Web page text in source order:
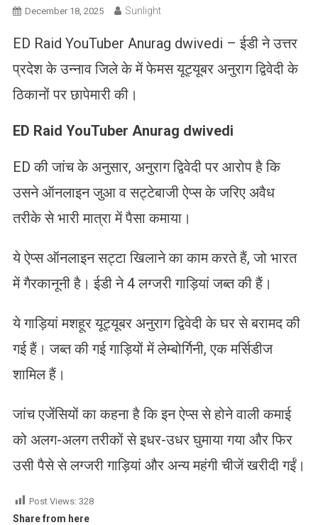
December 18, 2025 Sunlight
ED Raid YouTuber Anurag dwivedi – ईडी ने उत्तर
प्रदेश के उन्नाव जिले के में फेमस यूट्यूबर अनुराग द्विवेदी के
ठिकानों पर छापेमारी की।
ED Raid YouTuber Anurag dwivedi
ED की जांच के अनुसार, अनुराग द्विवेदी पर आरोप है कि
उसने ऑनलाइन जुआ व सट्टेबाजी ऐप्स के जरिए अवैध
तरीके से भारी मात्रा में पैसा कमाया।
ये ऐप्स ऑनलाइन सट्टा खिलाने का काम करते हैं, जो भारत
में गैरकानूनी है। ईडी ने 4 लग्जरी गाड़ियां जब्त की हैं।
ये गाड़ियां मशहूर यूट्यूबर अनुराग द्विवेदी के घर से बरामद की
गई हैं। जब्त की गई गाड़ियों में लेम्बोर्गिनी, एक मर्सिडीज
शामिल हैं।
जांच एजेंसियों का कहना है कि इन ऐप्स से होने वाली कमाई
को अलग-अलग तरीकों से इधर-उधर घुमाया गया और फिर
उसी पैसे से लग्जरी गाड़ियां और अन्य महंगी चीजें खरीदी गईं।
Post Views: 328
Share from here